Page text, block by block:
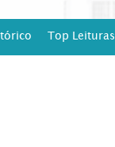
Top Leituras